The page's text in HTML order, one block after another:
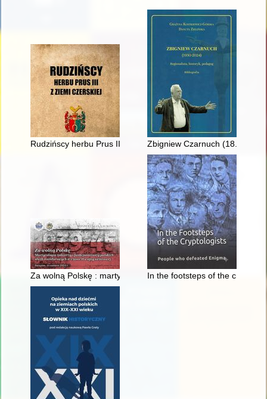
Rudzińscy herbu Prus III z ziemi ciechanowskiej w
Zbigniew Czarnuch
Za wolną Polskę : martyrologia żołnierzy, policjantów i
In the footsteps of the